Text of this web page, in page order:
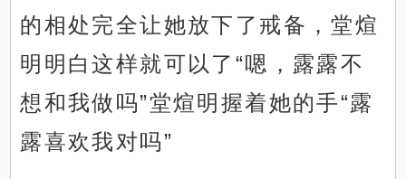
的相处完全让她放下了戒备，堂煊
明明白这样就可以了“嗯，露露不
想和我做吗”堂煊明握着她的手“露
露喜欢我对吗”